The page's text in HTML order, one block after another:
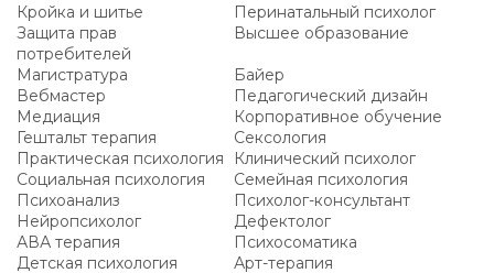
Кройка и шитье
Перинатальный психолог
Защита прав
потребителей
Высшее образование
Магистратура
Байер
Вебмастер
Педагогический дизайн
Медиация
Корпоративное обучение
Гештальт терапия
Сексология
Практическая психология
Клинический психолог
Социальная психология
Семейная психология
Психоанализ
Психолог-консультант
Нейропсихолог
Дефектолог
АВА терапия
Психосоматика
Детская психология
Арт-терапия